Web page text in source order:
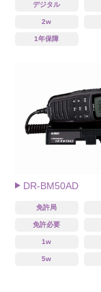
デジタル
2w
1年保障
DR-BM50AD
免許局
免許必要
1w
5w